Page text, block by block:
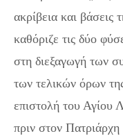
ακρίβεια και βάσεις
καθόριζε τις δύο
στη διεξαγωγή των
των τελικών όρων
επιστολή του Αγίου
πριν στον